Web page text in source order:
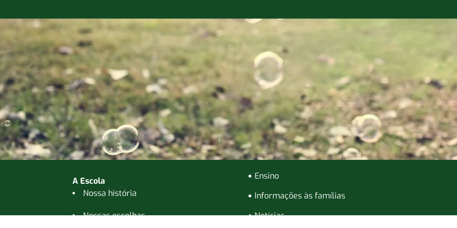
A Escola
Nossa história
Nossas escolhas
Ensino
Informações às famílias
Notícias